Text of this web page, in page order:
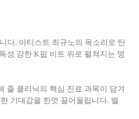
다. 아티스트 최규노의 목소리로 탄
성 강한 K팝 비트 위로 펼쳐지는 명
줄 클리닉의 핵심 진료 과목이 담겨
기대감을 한껏 끌어올립니다. 별